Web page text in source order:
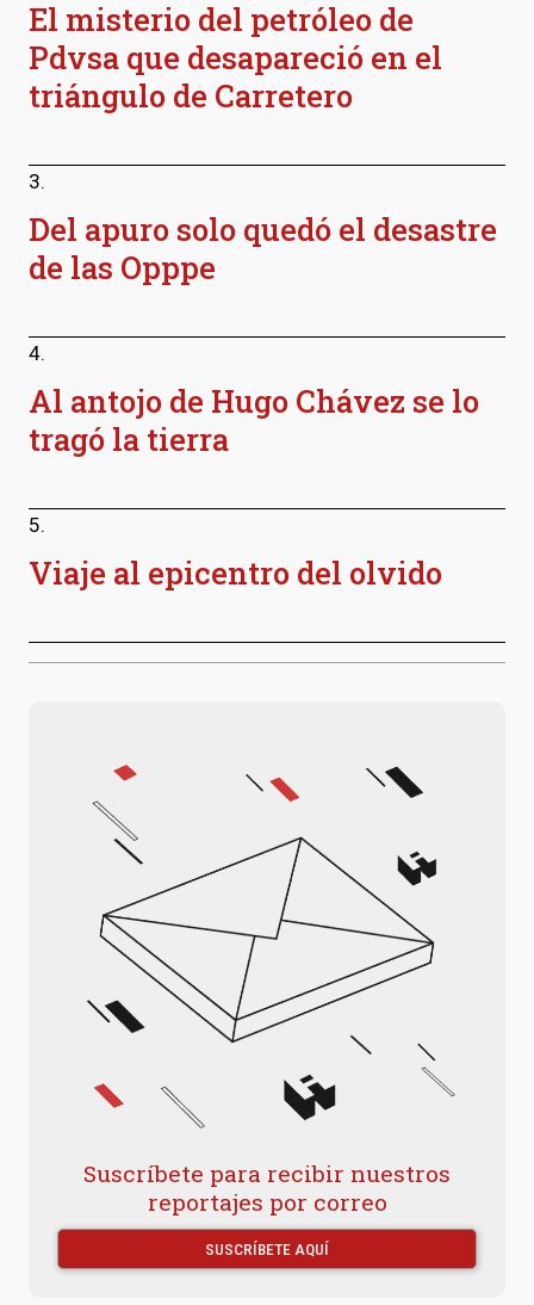
El misterio del petróleo de
Pdvsa que desapareció en el
triángulo de Carretero
3.
Del apuro solo quedó el desastre
de las Opppe
4.
Al antojo de Hugo Chávez se lo
tragó la tierra
5.
Viaje al epicentro del olvido
Suscríbete para recibir nuestros
reportajes por correo
SUSCRÍBETE AQUÍ